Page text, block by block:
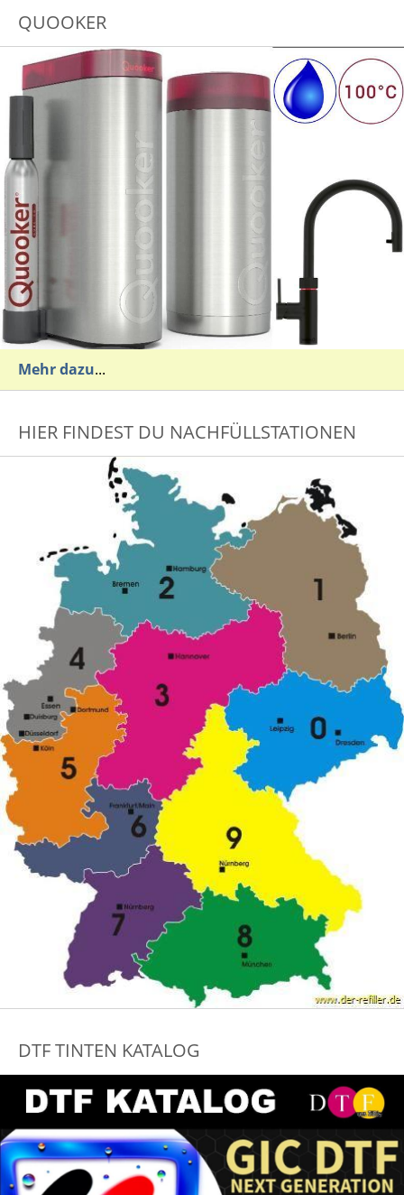
QUOOKER
Mehr dazu...
HIER FINDEST DU NACHFÜLLSTATIONEN
DTF TINTEN KATALOG